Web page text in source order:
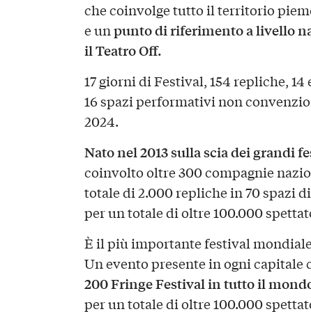
che coinvolge tutto il territorio
e unpunto di riferimento a livello
il Teatro Off.
17 giorni di Festival, 154 repliche,
16 spazi performativi non
2024.
Nato nel 2013 sulla scia dei grandi
coinvolto oltre 300 compagnie
totale di 2.000 repliche in 70 spazi
per un totale di oltre 100.000
È il più importante festival
Un evento presente in ogni capitale
200 Fringe Festival in tutto il
per un totale di oltre 100.000